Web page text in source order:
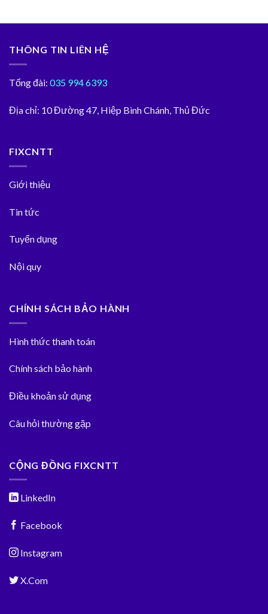
THÔNG TIN LIÊN HỆ
Tổng đài: 035 994 6393
Địa chỉ: 10 Đường 47, Hiệp Bình Chánh, Thủ Đức
FIXCNTT
Giới thiệu
Tin tức
Tuyển dụng
Nội quy
CHÍNH SÁCH BẢO HÀNH
Hình thức thanh toán
Chính sách bảo hành
Điều khoản sử dụng
Câu hỏi thường gặp
CỘNG ĐỒNG FIXCNTT
LinkedIn
Facebook
Instagram
X.Com